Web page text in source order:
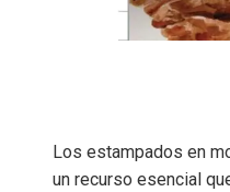
Los estampados en
un recurso esencial